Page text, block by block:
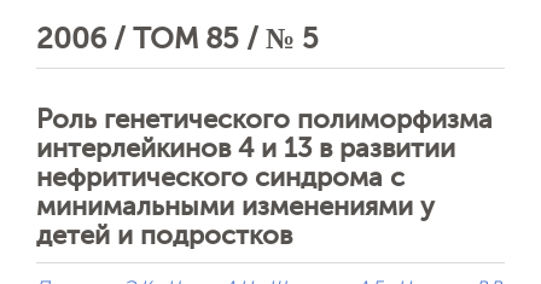
2006 / ТОМ 85 / № 5
Роль генетического полиморфизма
интерлейкинов 4 и 13 в развитии
нефритического синдрома с
минимальными изменениями у
детей и подростков